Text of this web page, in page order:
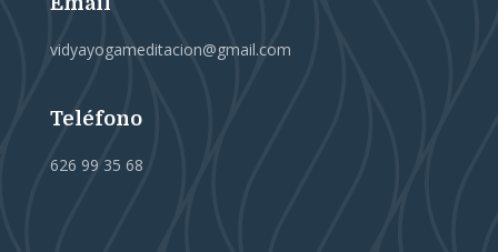
vidyayogameditacion@gmail.com
Teléfono
626 99 35 68